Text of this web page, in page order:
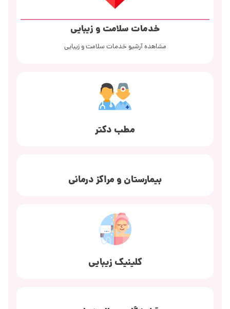
خدمات سلامت و زیبایی
مشاهده آرشیو خدمات سلامت و زیبایی
مطب دکتر
بیمارستان و مراکز درمانی
کلینیک زیبایی